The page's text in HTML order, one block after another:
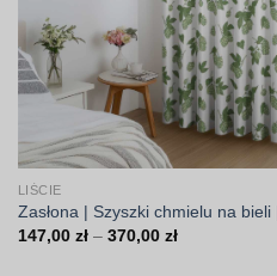
LIŚCIE
Zasłona | Szyszki chmielu na bieli
147,00 zł – 370,00 złZakres